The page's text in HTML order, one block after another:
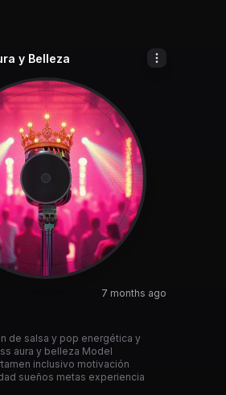
y Belleza
7 months ago
de salsa y pop energética y
aura y belleza Model
inclusivo motivación
sueños metas experiencia